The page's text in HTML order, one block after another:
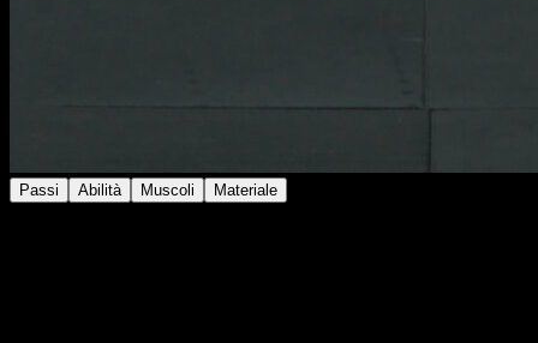
Passi Abilità Muscoli Materiale